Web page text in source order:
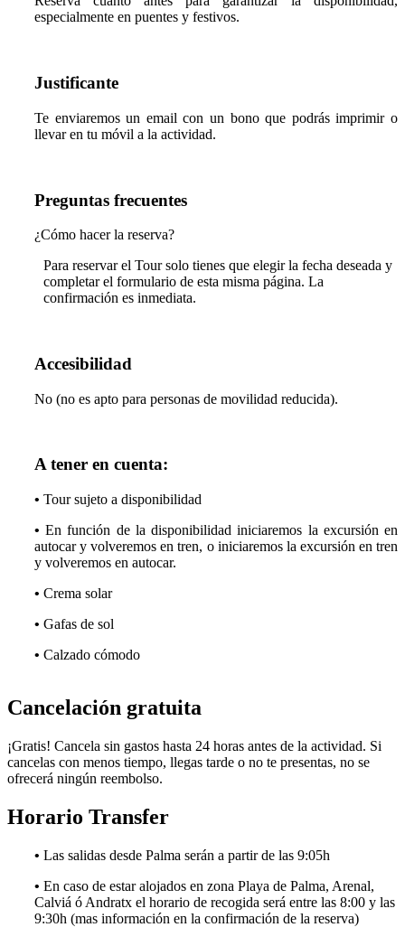
especialmente en puentes y festivos.
Justificante
Te enviaremos un email con un bono que podrás imprimir o
llevar en tu móvil a la actividad.
Preguntas frecuentes
¿Cómo hacer la reserva?
Para reservar el Tour solo tienes que elegir la fecha deseada y
completar el formulario de esta misma página. La
confirmación es inmediata.
Accesibilidad
No (no es apto para personas de movilidad reducida).
A tener en cuenta:
• Tour sujeto a disponibilidad
•En función de la disponibilidad iniciaremos la excursión en
autocar y volveremos en tren, o iniciaremos la excursión en tren
y volveremos en autocar.
• Crema solar
• Gafas de sol
• Calzado cómodo
Cancelación gratuita
¡Gratis! Cancela sin gastos hasta 24 horas antes de la actividad. Si
cancelas con menos tiempo, llegas tarde o no te presentas, no se
ofrecerá ningún reembolso.
Horario Transfer
• Las salidas desde Palma serán a partir de las 9:05h
• En caso de estar alojados en zona Playa de Palma, Arenal,
Calviá ó Andratx el horario de recogida será entre las 8:00 y las
9:30h (mas información en la confirmación de la reserva)